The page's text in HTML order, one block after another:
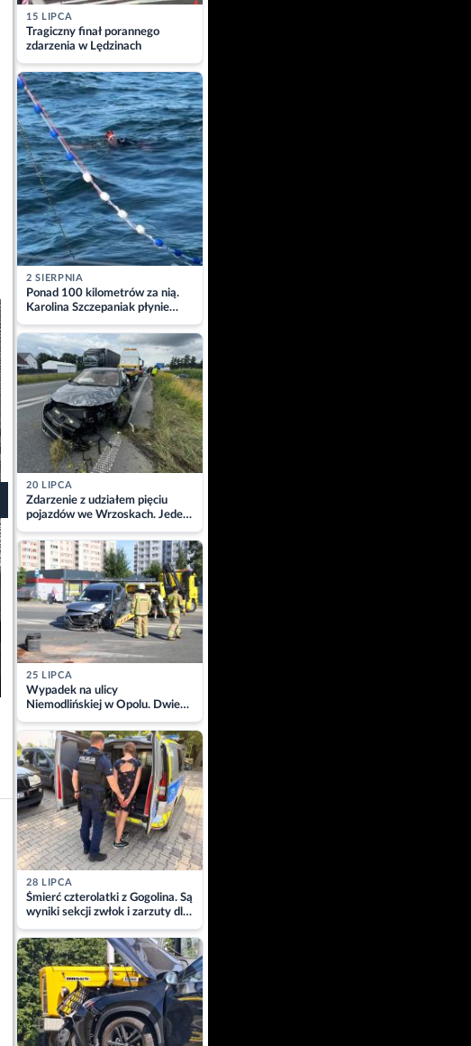
15 LIPCA
Tragiczny finał porannego
zdarzenia w Lędzinach
2 SIERPNIA
Ponad 100 kilometrów za nią.
Karolina Szczepaniak płynie
przez Bałtyk dla Piotra.
Aktualizacja
20 LIPCA
Zdarzenie z udziałem pięciu
pojazdów we Wrzoskach. Jeden
z kierowców zabrany w
kajdankach
25 LIPCA
Wypadek na ulicy
Niemodlińskiej w Opolu. Dwie
osoby w szpitalu
28 LIPCA
Śmierć czterolatki z Gogolina. Są
wyniki sekcji zwłok i zarzuty dla
matki